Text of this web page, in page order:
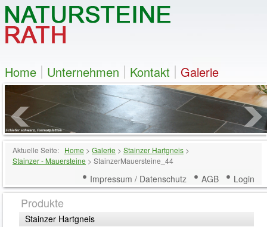
Home Unternehmen Kontakt Galerie
Aktuelle Seite: Home > Galerie > Stainzer Hartgneis >
Stainzer - Mauersteine > StainzerMauersteine_44
Impressum / Datenschutz AGB Login
Produkte
Stainzer Hartgneis